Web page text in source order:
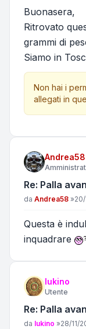
Buonasera,
Ritrovato
grammi di
Siamo in
Non hai i
allegati in
Andrea58
Re: Palla
Messaggio
da Andrea58 »
Questa è
inquadrare
lukino
Utente
Re: Palla
Messaggio
da lukino »28/11/